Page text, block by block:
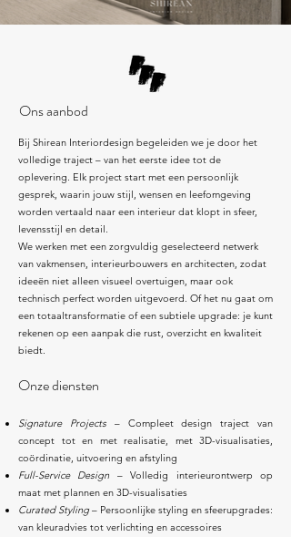
Ons aanbod
Bij Shirean Interiordesign begeleiden we je door het
volledige traject – van het eerste idee tot de
oplevering. Elk project start met een persoonlijk
gesprek, waarin jouw stijl, wensen en leefomgeving
worden vertaald naar een interieur dat klopt in sfeer,
levensstijl en detail.
We werken met een zorgvuldig geselecteerd netwerk
van vakmensen, interieurbouwers en architecten, zodat
ideeën niet alleen visueel overtuigen, maar ook
technisch perfect worden uitgevoerd. Of het nu gaat om
een totaaltransformatie of een subtiele upgrade: je kunt
rekenen op een aanpak die rust, overzicht en kwaliteit
biedt.
Onze diensten
Signature Projects– Compleet design traject van
concept tot en met realisatie, met 3D-visualisaties,
coördinatie, uitvoering en afstyling
Full-Service Design – Volledig interieurontwerp op
maat met plannen en 3D-visualisaties
Curated Styling– Persoonlijke styling en sfeerupgrades:
van kleuradvies tot verlichting en accessoires